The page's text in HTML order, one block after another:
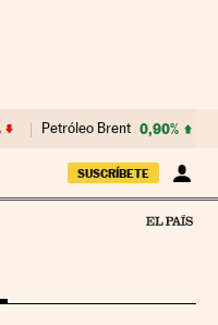
Petróleo Brent 0,90%
SUSCRÍBETE